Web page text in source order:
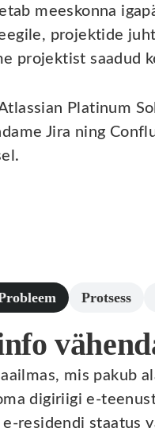
meeskonna
projektide
projektist saadud
Platinum
Jira ning
Protsess
mis pakub
digiriigi e-
e-residendi